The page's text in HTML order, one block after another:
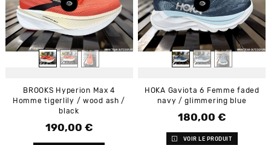
BROOKS Hyperion Max 4
Homme tigerlily / wood ash /
black
Prix
190,00 €
HOKA Gaviota 6 Femme faded
navy / glimmering blue
Prix
180,00 €
VOIR LE PRODUIT